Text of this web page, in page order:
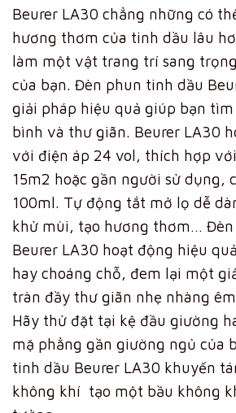
Beurer LA30 chẳng những có
hương thơm của tinh dầu lâu
làm một vật trang trí sang
của bạn. Đèn phun tinh dầu
giải pháp hiệu quả giúp bạn
bình và thư giãn. Beurer LA30
với điện áp 24 vol, thích hợp
15m2 hoặc gần người sử dụng,
100ml. Tự động tắt mở lọ dễ
khử mùi, tạo hương thơm…
Beurer LA30 hoạt động hiệu
hay choáng chỗ, đem lại một
tràn đầy thư giãn nhẹ nhàng
Hãy thử đặt tại kệ đầu giường
mặ phẳng gần giường ngủ của
tinh dầu Beurer LA30 khuyến
không khí tạo một bầu không